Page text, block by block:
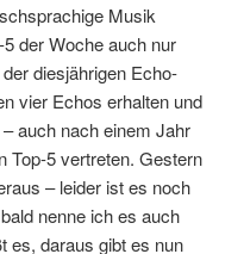
Musik
der Woche auch nur
diesjährigen Echo-
vier Echos erhalten und
auch nach einem Jahr
Top-5 vertreten. Gestern
– leider ist es noch
nenne ich es auch
es, daraus gibt es nun